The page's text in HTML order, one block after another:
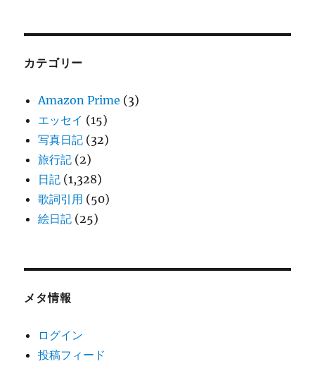
カテゴリー
Amazon Prime (3)
エッセイ (15)
写真日記 (32)
旅行記 (2)
日記 (1,328)
歌詞引用 (50)
絵日記 (25)
メタ情報
ログイン
投稿フィード